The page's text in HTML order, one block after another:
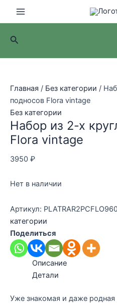
Main
Menu
Поиск
Главная / Без категории /
подносов Flora vintage
Без категории
Набор из 2-х
Flora vintage
3950 ₽
Нет в наличии
Артикул:
категории
Поделиться
Описание
Детали
Уже знакомая и даже родная